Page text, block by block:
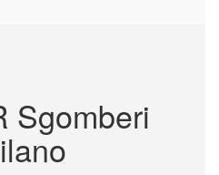
Sgomberi